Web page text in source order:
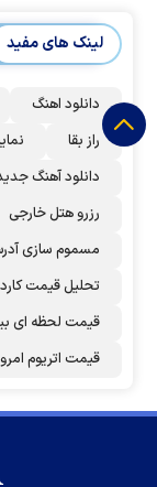
لینک های مفید
دانلود اهنگ
راز بقا
دانلود آهنگ
رزرو هتل خارجی
مسموم سازی
تحلیل قیمت
قیمت لحظه ای
قیمت اتریوم